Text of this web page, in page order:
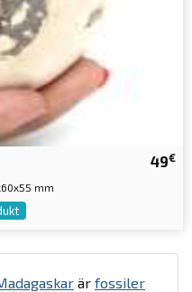
49€
mm
är fossiler